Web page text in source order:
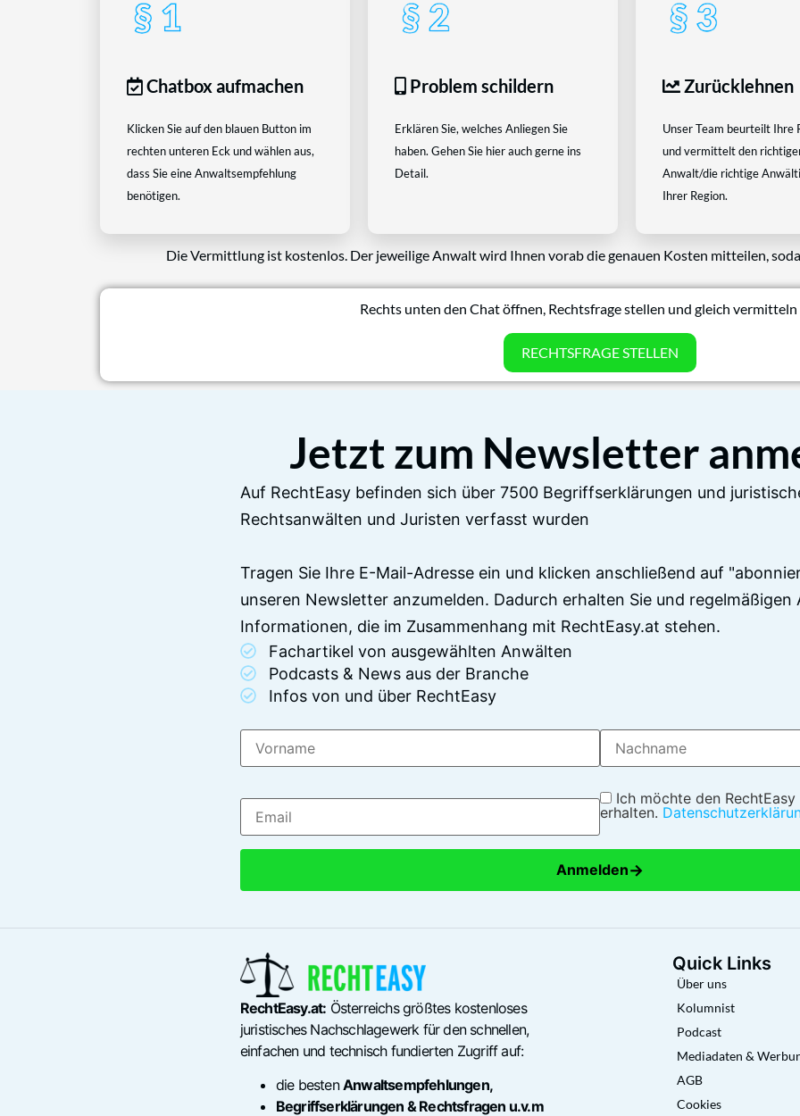
Chatbox aufmachen
Klicken Sie auf den blauen Button im
rechten unteren Eck und wählen aus,
dass Sie eine Anwaltsempfehlung
benötigen.
Problem schildern
Erklären Sie, welches Anliegen Sie
haben. Gehen Sie hier auch gerne ins
Detail.
Zurücklehnen
Unser Team beurteilt Ihre
und vermittelt den
Anwalt/die richtige
Ihrer Region.
Die Vermittlung ist kostenlos. Der jeweilige Anwalt wird Ihnen vorab die genauen Kosten mitteilen,
Rechts unten den Chat öffnen, Rechtsfrage stellen und gleich vermitteln
RECHTSFRAGE STELLEN
Jetzt zum Newsletter
Auf RechtEasy befinden sich über 7500 Begriffserklärungen und
Rechtsanwälten und Juristen verfasst wurden
Tragen Sie Ihre E-Mail-Adresse ein und klicken anschließend auf
unseren Newsletter anzumelden. Dadurch erhalten Sie und regelmäßigen
Informationen, die im Zusammenhang mit RechtEasy.at stehen.
Fachartikel von ausgewählten Anwälten
Podcasts & News aus der Branche
Infos von und über RechtEasy
Ich möchte den
erhalten.
Anmelden→
RechtEasy.at: Österreichs größtes kostenloses
juristisches Nachschlagewerk für den schnellen,
einfachen und technisch fundierten Zugriff auf:
die bestenAnwaltsempfehlungen,
Begriffserklärungen & Rechtsfragen u.v.m
Quick Links
Über uns
Kolumnist
Podcast
Mediadaten &
AGB
Cookies